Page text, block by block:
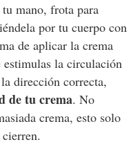
mano, frota para
por tu cuerpo con
de aplicar la crema
la circulación
dirección correcta,
de tu crema. No
crema, esto solo